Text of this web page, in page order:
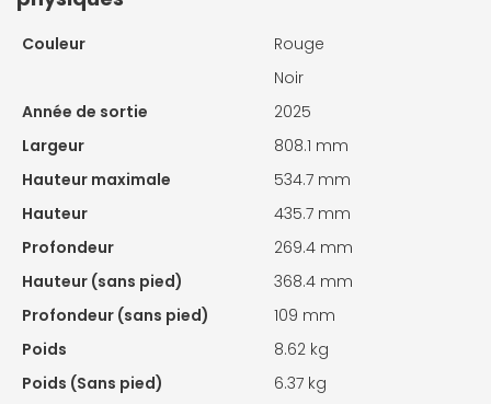
Couleur
Rouge
Noir
Année de sortie
2025
Largeur
808.1 mm
Hauteur maximale
534.7 mm
Hauteur
435.7 mm
Profondeur
269.4 mm
Hauteur (sans pied)
368.4 mm
Profondeur (sans pied)
109 mm
Poids
8.62 kg
Poids (Sans pied)
6.37 kg